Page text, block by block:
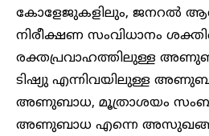
കോളേജുകളിലും, ജനറൽ
നിരീക്ഷണ സംവിധാനം
രക്തപ്രവാഹത്തിലുള്ള
ടിഷ്യു എന്നിവയിലുള്ള
അണുബാധ, മൂത്രാശയം
അണുബാധ എന്നെ